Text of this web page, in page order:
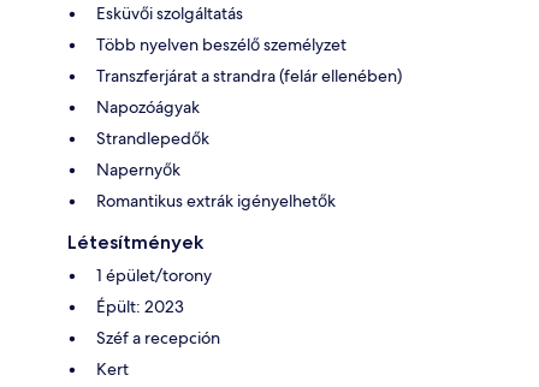
Esküvői szolgáltatás
Több nyelven beszélő személyzet
Transzferjárat a strandra (felár ellenében)
Napozóágyak
Strandlepedők
Napernyők
Romantikus extrák igényelhetők
Létesítmények
1 épület/torony
Épült: 2023
Széf a recepción
Kert